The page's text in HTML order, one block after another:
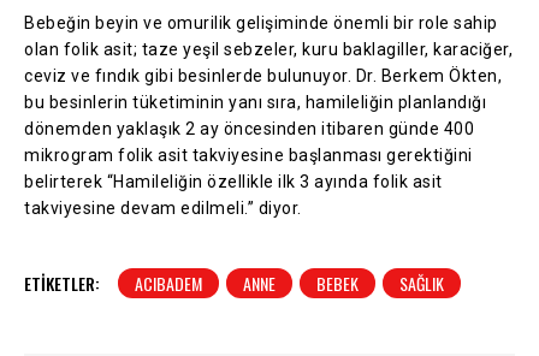
Bebeğin beyin ve omurilik gelişiminde önemli bir role sahip
olan folik asit; taze yeşil sebzeler, kuru baklagiller, karaciğer,
ceviz ve fındık gibi besinlerde bulunuyor. Dr. Berkem Ökten,
bu besinlerin tüketiminin yanı sıra, hamileliğin planlandığı
dönemden yaklaşık 2 ay öncesinden itibaren günde 400
mikrogram folik asit takviyesine başlanması gerektiğini
belirterek “Hamileliğin özellikle ilk 3 ayında folik asit
takviyesine devam edilmeli.” diyor.
ETIKETLER: ACIBADEM ANNE BEBEK SAĞLIK